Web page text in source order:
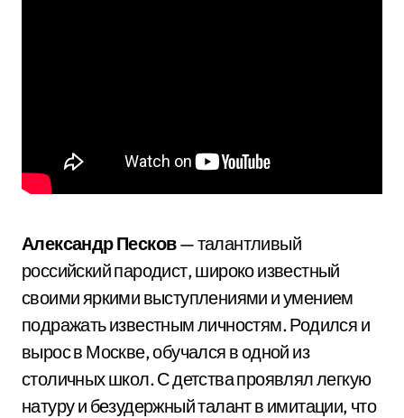
Александр Песков— талантливый
российский пародист, широко известный
своими яркими выступлениями и умением
подражать известным личностям. Родился и
вырос в Москве, обучался в одной из
столичных школ. С детства проявлял легкую
натуру и безудержный талант в имитации, что